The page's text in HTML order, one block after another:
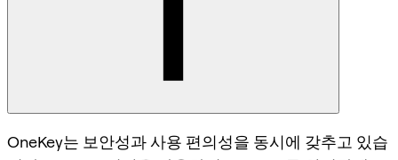
OneKey는 보안성과 사용 편의성을 동시에 갖추고 있습